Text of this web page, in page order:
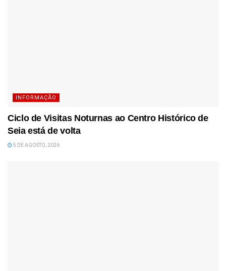
INFORMAÇÃO
Ciclo de Visitas Noturnas ao Centro Histórico de
Seia está de volta
5 DE AGOSTO, 2026